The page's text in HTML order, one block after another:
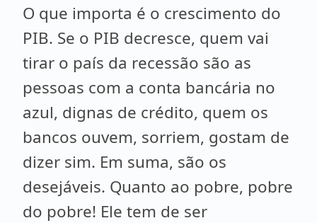
O que importa é o crescimento do
PIB. Se o PIB decresce, quem vai
tirar o país da recessão são as
pessoas com a conta bancária no
azul, dignas de crédito, quem os
bancos ouvem, sorriem, gostam de
dizer sim. Em suma, são os
desejáveis. Quanto ao pobre, pobre
do pobre! Ele tem de ser